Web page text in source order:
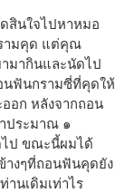
สินใจไปหาหมอ
ามคุด แต่คุณ
ามากินและนัดไป
นฟันกรามซี่ที่คุดให้
อก หลังจากถอน
ประมาณ ๑
ไป ขณะนี้ผมได้
งๆที่ถอนฟันคุดยัง
นเดิมเท่าไร